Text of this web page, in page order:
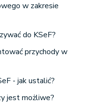
w zakresie
do KSeF?
przychody w
- jak ustalić?
jest możliwe?